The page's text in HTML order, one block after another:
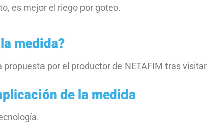
es mejor el riego por goteo.
medida?
por el productor de NETAFIM tras
de la medida